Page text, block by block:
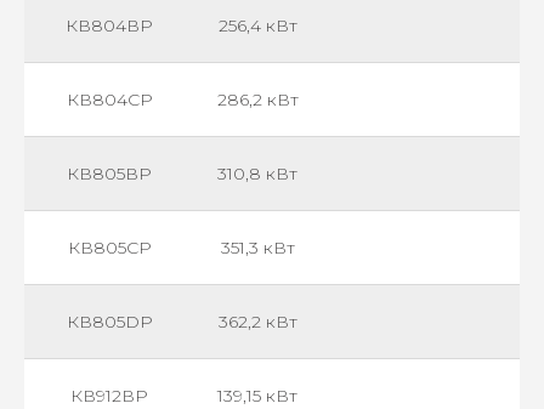
КВ804ВР 256,4 кВт
КВ804СР 286,2 кВт
КВ805ВР 310,8 кВт
КВ805СР 351,3 кВт
КВ805DР 362,2 кВт
КВ912ВР 139,15 кВт